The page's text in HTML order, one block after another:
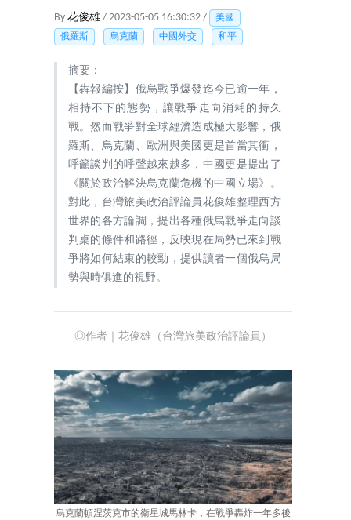
By 花俊雄 / 2023-05-05 16:30:32 /
美國
俄羅斯
烏克蘭 中國外交 和平
摘要：
【犇報編按】俄烏戰爭爆發迄今已逾一年，
相持不下的態勢，讓戰爭走向消耗的持久
戰。然而戰爭對全球經濟造成極大影響，俄
羅斯、烏克蘭、歐洲與美國更是首當其衝，
呼籲談判的呼聲越來越多，中國更是提出了
《關於政治解決烏克蘭危機的中國立場》。
對此，台灣旅美政治評論員花俊雄整理西方
世界的各方論調，提出各種俄烏戰爭走向談
判桌的條件和路徑，反映現在局勢已來到戰
爭將如何結束的較勁，提供讀者一個俄烏局
勢與時俱進的視野。
◎作者｜花俊雄（台灣旅美政治評論員）
烏克蘭頓涅茨克市的衛星城馬林卡，在戰爭轟炸一年多後